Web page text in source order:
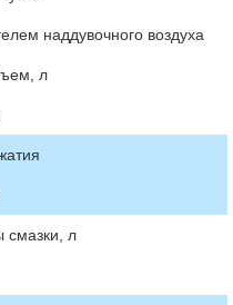
наддувочного воздуха
л
смазки, л